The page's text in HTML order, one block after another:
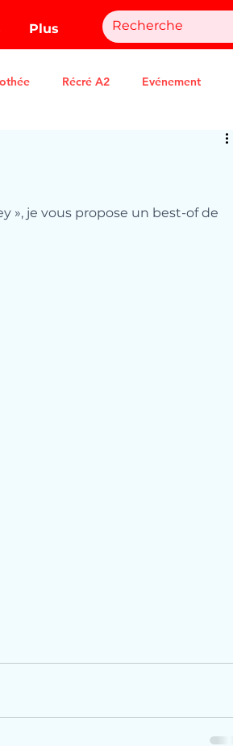
Plus
Récré A2 Evénement
», je vous propose un best-of de